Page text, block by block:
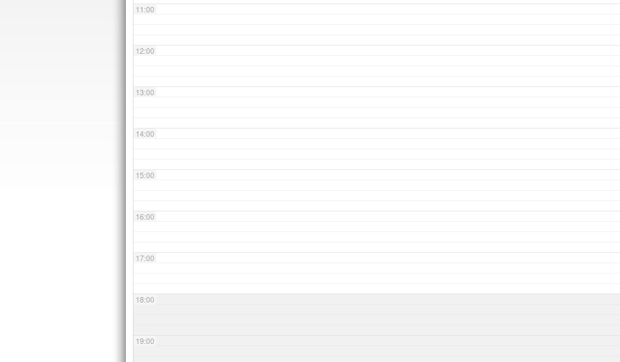
11:00
12:00
13:00
14:00
15:00
16:00
17:00
18:00
19:00